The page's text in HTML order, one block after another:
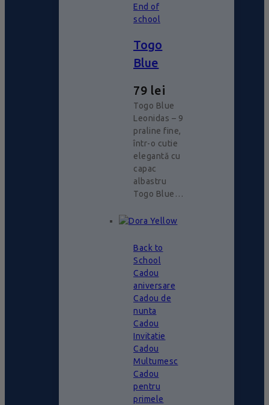
End of
school
Togo
Blue
79 lei
Togo Blue
Leonidas – 9
praline fine,
într-o cutie
elegantă cu
capac
albastru
Togo Blue…
Back to
School
Cadou
aniversare
Cadou de
nunta
Cadou
Invitatie
Cadou
Multumesc
Cadou
pentru
primele